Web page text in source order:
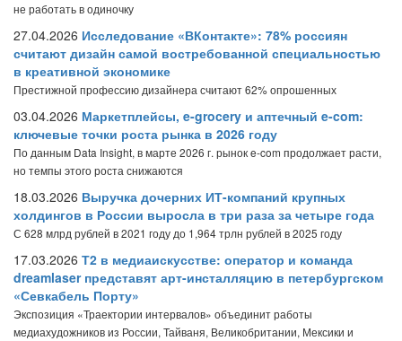
не работать в одиночку
27.04.2026 Исследование «ВКонтакте»: 78% россиян
считают дизайн самой востребованной специальностью
в креативной экономике
Престижной профессию дизайнера считают 62% опрошенных
03.04.2026 Маркетплейсы, e-grocery и аптечный e-com:
ключевые точки роста рынка в 2026 году
По данным Data Insight, в марте 2026 г. рынок e-com продолжает расти,
но темпы этого роста снижаются
18.03.2026 Выручка дочерних ИТ-компаний крупных
холдингов в России выросла в три раза за четыре года
С 628 млрд рублей в 2021 году до 1,964 трлн рублей в 2025 году
17.03.2026 Т2 в медиаискусстве: оператор и команда
dreamlaser представят арт-инсталляцию в петербургском
«Севкабель Порту»
Экспозиция «Траектории интервалов» объединит работы
медиахудожников из России, Тайваня, Великобритании, Мексики и